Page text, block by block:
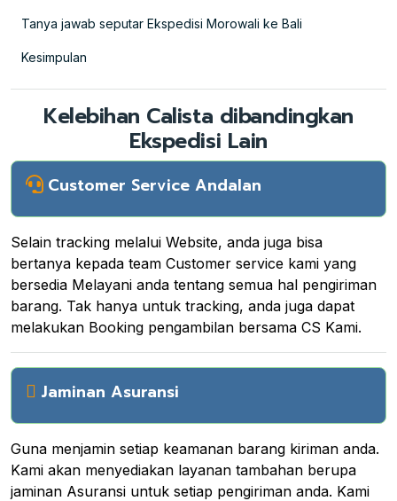
Tanya jawab seputar Ekspedisi Morowali ke Bali
Kesimpulan
Kelebihan Calista dibandingkan
Ekspedisi Lain
Customer Service Andalan
Selain tracking melalui Website, anda juga bisa
bertanya kepada team Customer service kami yang
bersedia Melayani anda tentang semua hal pengiriman
barang. Tak hanya untuk tracking, anda juga dapat
melakukan Booking pengambilan bersama CS Kami.
Jaminan Asuransi
Guna menjamin setiap keamanan barang kiriman anda.
Kami akan menyediakan layanan tambahan berupa
jaminan Asuransi untuk setiap pengiriman anda. Kami